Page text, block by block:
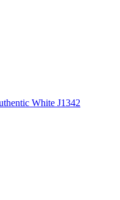
White J1342